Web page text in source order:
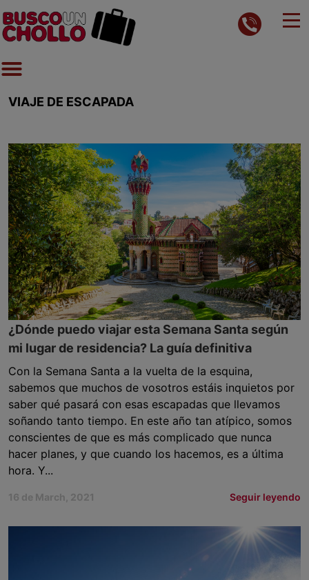
VIAJE DE ESCAPADA
¿Dónde puedo viajar esta Semana Santa según
mi lugar de residencia? La guía definitiva
Con la Semana Santa a la vuelta de la esquina,
sabemos que muchos de vosotros estáis inquietos por
saber qué pasará con esas escapadas que llevamos
soñando tanto tiempo. En este año tan atípico, somos
conscientes de que es más complicado que nunca
hacer planes, y que cuando los hacemos, es a última
hora. Y...
16 de March, 2021 Seguir leyendo